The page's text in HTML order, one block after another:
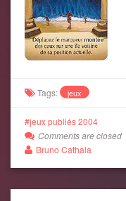
Tags: jeux
jeux publiés 2004
Comments are closed
Bruno Cathala